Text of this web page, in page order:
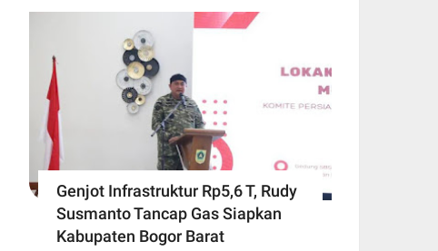
Genjot Infrastruktur Rp5,6 T, Rudy
Susmanto Tancap Gas Siapkan
Kabupaten Bogor Barat